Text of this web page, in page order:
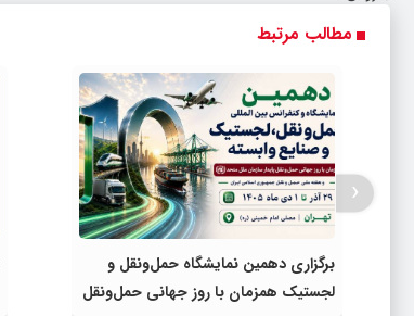
مطالب مرتبط
برگزاری دهمین نمایشگاه حمل‌ونقل و
لجستیک همزمان با روز جهانی حمل‌ونقل
‹